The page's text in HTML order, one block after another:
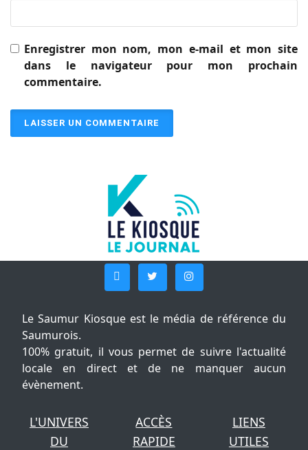
Enregistrer mon nom, mon e-mail et mon site
dans le navigateur pour mon prochain
commentaire.
Le Saumur Kiosque est le média de référence du
Saumurois.
100% gratuit, il vous permet de suivre l'actualité
locale en direct et de ne manquer aucun
évènement.
L'UNIVERS
DU
ACCÈS
RAPIDE
LIENS
UTILES